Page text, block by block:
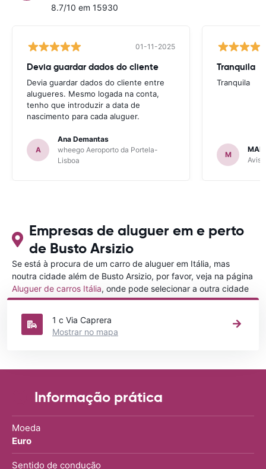
8.7/10 em 15930
01-11-2025
Devia guardar dados do cliente
Devia guardar dados do cliente entre
alugueres. Mesmo logada na conta,
tenho que introduzir a data de
nascimento para cada aluguer.
A
Ana Demantas
wheego Aeroporto da Portela-
Lisboa
Tranquila
Tranquila
M
Avis
Empresas de aluguer em e perto
de Busto Arsizio
Se está à procura de um carro de aluguer em Itália, mas
noutra cidade além de Busto Arsizio, por favor, veja na página
Aluguer de carros Itália, onde pode selecionar a outra cidade
em Itália que gostaria de alugar um carro
1 c Via Caprera
Mostrar no mapa
Informação prática
Moeda
Euro
Sentido de condução